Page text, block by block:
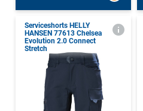
Serviceshorts HELLY
HANSEN 77613 Chelsea
Evolution 2.0 Connect
Stretch